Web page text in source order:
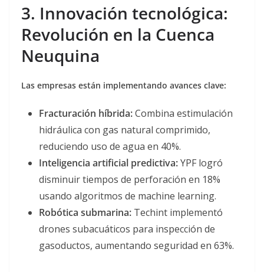
3. Innovación tecnológica:
Revolución en la Cuenca
Neuquina
Las empresas están implementando avances clave:
Fracturación híbrida:Combina estimulación
hidráulica con gas natural comprimido,
reduciendo uso de agua en 40%.
Inteligencia artificial predictiva:YPF logró
disminuir tiempos de perforación en 18%
usando algoritmos de machine learning.
Robótica submarina: Techint implementó
drones subacuáticos para inspección de
gasoductos, aumentando seguridad en 63%.